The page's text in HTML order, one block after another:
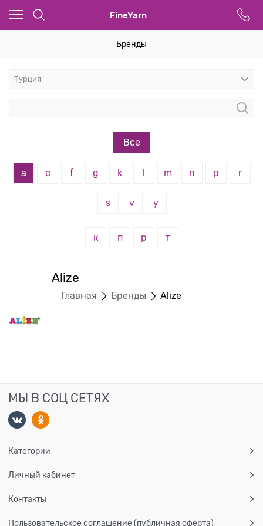
FineYarn
Бренды
Все
a c f g k m n p r
s v y
к п р т
Alize
Главная Бренды Alize
МЫ В СОЦ СЕТЯХ
Категории
Личный кабинет
Контакты
Пользовательское соглашение (публичная оферта)